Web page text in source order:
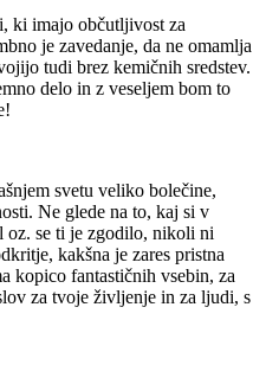
ki imajo občutljivost za
je zavedanje, da ne omamlja
tudi brez kemičnih sredstev.
delo in z veseljem bom to
svetu veliko bolečine,
Ne glede na to, kaj si v
oz. se ti je zgodilo, nikoli ni
kakšna je zares pristna
kopico fantastičnih vsebin, za
za tvoje življenje in za ljudi, s